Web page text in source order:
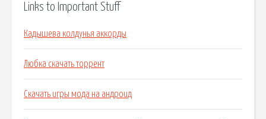
Links to Important Stuff
Кадышева колдунья аккорды
Любка скачать торрент
Скачать игры мода на андроид